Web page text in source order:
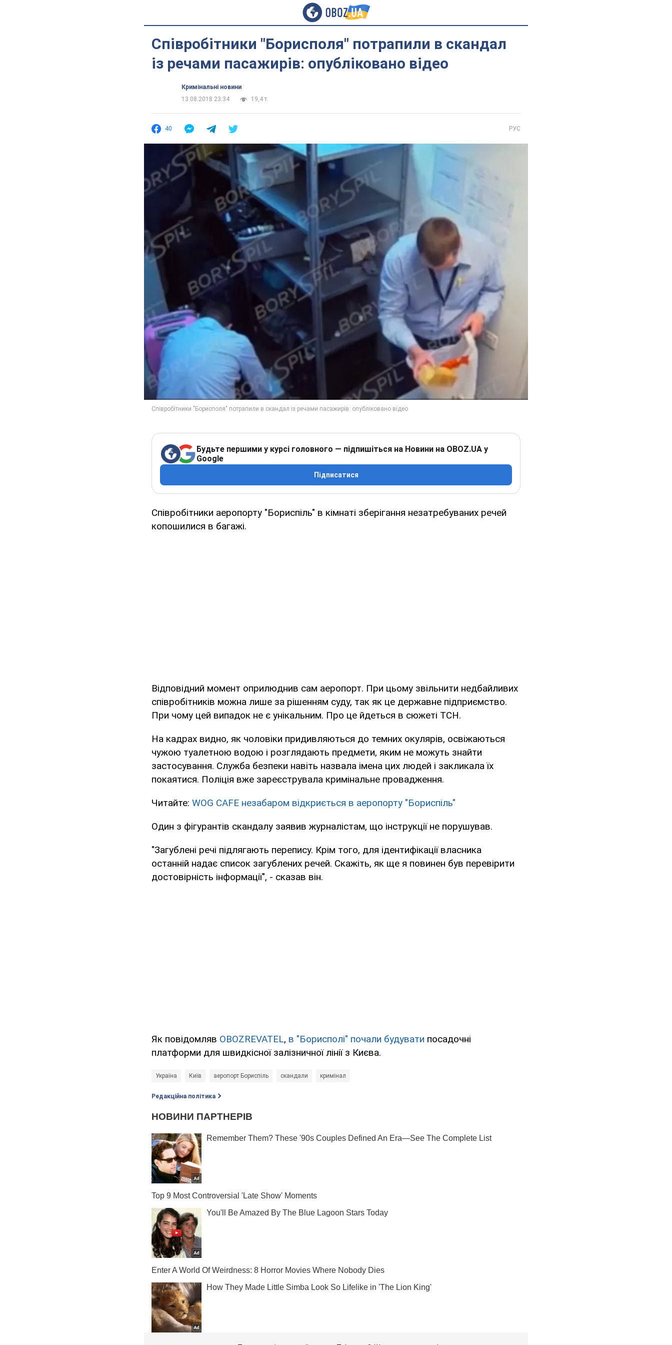
Співробітники "Борисполя" потрапили в скандал
із речами пасажирів: опубліковано відео
Кримінальні новини
13.08.2018 23:34
19,4 т.
40 РУС
Будьте першими у курсі головного — підпишіться на Новини на OBOZ.UA у
Google
Підписатися
Співробітники аеропорту "Бориспіль" в кімнаті зберігання незатребуваних речей
копошилися в багажі.
Відповідний момент оприлюднив сам аеропорт. При цьому звільнити недбайливих
співробітників можна лише за рішенням суду, так як це державне підприємство.
При чому цей випадок не є унікальним. Про це йдеться в сюжеті ТСН.
На кадрах видно, як чоловіки придивляються до темних окулярів, освіжаються
чужою туалетною водою і розглядають предмети, яким не можуть знайти
застосування. Служба безпеки навіть назвала імена цих людей і закликала їх
покаятися. Поліція вже зареєструвала кримінальне провадження.
Читайте: WOG CAFE незабаром відкриється в аеропорту "Бориспіль"
Один з фігурантів скандалу заявив журналістам, що інструкції не порушував.
"Загублені речі підлягають перепису. Крім того, для ідентифікації власника
останній надає список загублених речей. Скажіть, як ще я повинен був перевірити
достовірність інформації", - сказав він.
Як повідомляв OBOZREVATEL, в "Борисполі" почали будувати посадочні
платформи для швидкісної залізничної лінії з Києва.
Україна Київ аеропорт Бориспіль скандали кримінал
Редакційна політика